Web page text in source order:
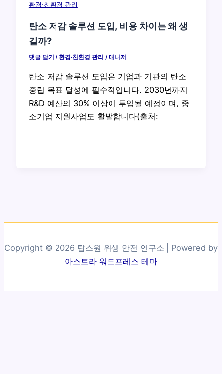
환경·친환경 관리
탄소 저감 솔루션 도입, 비용 차이는 왜 생
길까?
댓글 달기 /환경·친환경 관리 /매니저
탄소 저감 솔루션 도입은 기업과 기관의 탄소
중립 목표 달성에 필수적입니다. 2030년까지
R&D 예산의 30% 이상이 투입될 예정이며, 중
소기업 지원사업도 활발합니다(출처:
Copyright © 2026 탑스원 위생 안전 연구소 | Powered by
아스트라 워드프레스 테마